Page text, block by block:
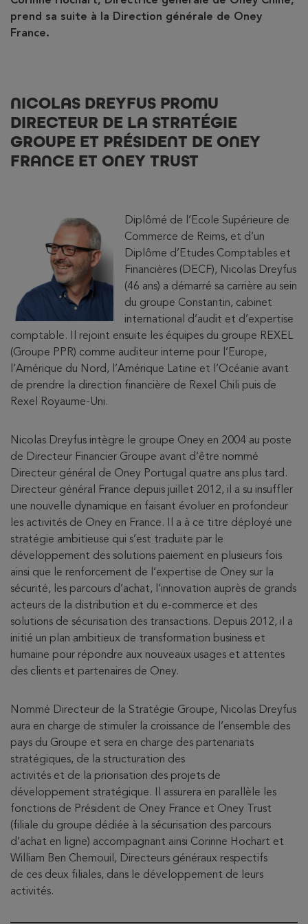
prend sa suite à la Direction générale de Oney
France.
NICOLAS DREYFUS PROMU
DIRECTEUR DE LA STRATÉGIE
GROUPE ET PRÉSIDENT DE ONEY
FRANCE ET ONEY TRUST
Diplômé de l’Ecole Supérieure de
Commerce de Reims, et d’un
Diplôme d’Etudes Comptables et
Financières (DECF), Nicolas Dreyfus
(46 ans) a démarré sa carrière au sein
du groupe Constantin, cabinet
international d’audit et d’expertise
comptable. Il rejoint ensuite les équipes du groupe REXEL
(Groupe PPR) comme auditeur interne pour l’Europe,
l’Amérique du Nord, l’Amérique Latine et l’Océanie avant
de prendre la direction financière de Rexel Chili puis de
Rexel Royaume-Uni.
Nicolas Dreyfus intègre le groupe Oney en 2004 au poste
de Directeur Financier Groupe avant d’être nommé
Directeur général de Oney Portugal quatre ans plus tard.
Directeur général France depuis juillet 2012, il a su insuffler
une nouvelle dynamique en faisant évoluer en profondeur
les activités de Oney en France. Il a à ce titre déployé une
stratégie ambitieuse qui s’est traduite par le
développement des solutions paiement en plusieurs fois
ainsi que le renforcement de l’expertise de Oney sur la
sécurité, les parcours d’achat, l’innovation auprès de grands
acteurs de la distribution et du e-commerce et des
solutions de sécurisation des transactions. Depuis 2012, il a
initié un plan ambitieux de transformation business et
humaine pour répondre aux nouveaux usages et attentes
des clients et partenaires de Oney.
Nommé Directeur de la Stratégie Groupe, Nicolas Dreyfus
aura en charge de stimuler la croissance de l’ensemble des
pays du Groupe et sera en charge des partenariats
stratégiques, de la structuration des
activités et de la priorisation des projets de
développement stratégique. Il assurera en parallèle les
fonctions de Président de Oney France et Oney Trust
(filiale du groupe dédiée à la sécurisation des parcours
d’achat en ligne) accompagnant ainsi Corinne Hochart et
William Ben Chemouil, Directeurs généraux respectifs
de ces deux filiales, dans le développement de leurs
activités.